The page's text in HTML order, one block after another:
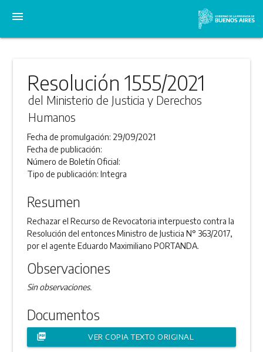
menu
Resolución 1555/2021
del Ministerio de Justicia y Derechos
Humanos
Fecha de promulgación: 29/09/2021
Fecha de publicación:
Número de Boletín Oficial:
Tipo de publicación:Integra
Resumen
Rechazar el Recurso de Revocatoria interpuesto contra la
Resolución del entonces Ministro de Justicia N° 363/2017,
por el agente Eduardo Maximiliano PORTANDA.
Observaciones
Sin observaciones.
Documentos
picture_as_pdf VER COPIA TEXTO ORIGINAL